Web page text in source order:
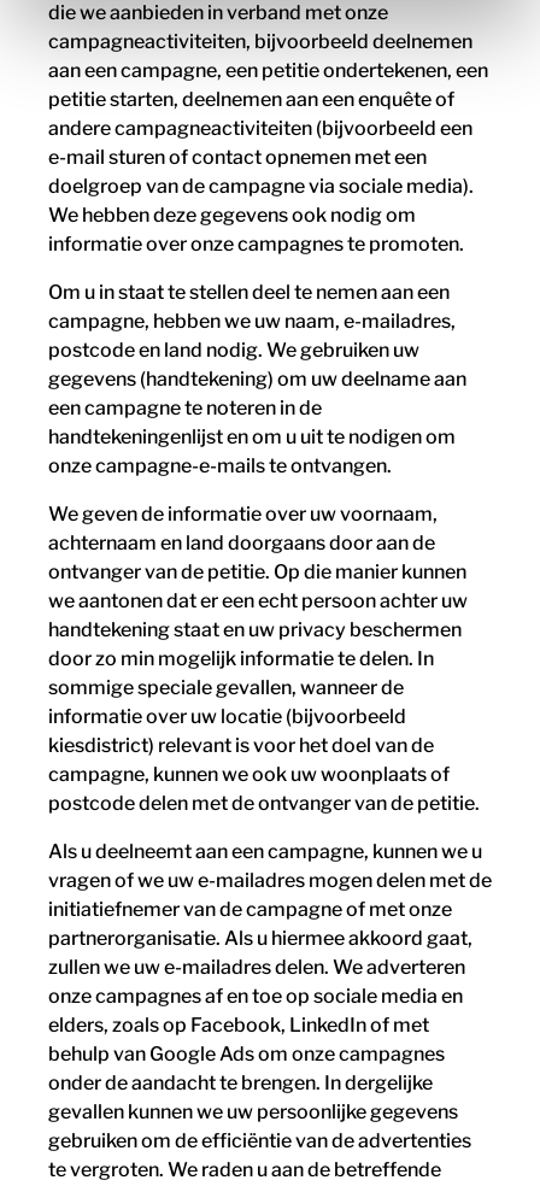
die we aanbieden in verband met onze
campagneactiviteiten, bijvoorbeeld deelnemen
aan een campagne, een petitie ondertekenen, een
petitie starten, deelnemen aan een enquête of
andere campagneactiviteiten (bijvoorbeeld een
e-mail sturen of contact opnemen met een
doelgroep van de campagne via sociale media).
We hebben deze gegevens ook nodig om
informatie over onze campagnes te promoten.
Om u in staat te stellen deel te nemen aan een
campagne, hebben we uw naam, e-mailadres,
postcode en land nodig. We gebruiken uw
gegevens (handtekening) om uw deelname aan
een campagne te noteren in de
handtekeningenlijst en om u uit te nodigen om
onze campagne-e-mails te ontvangen.
We geven de informatie over uw voornaam,
achternaam en land doorgaans door aan de
ontvanger van de petitie. Op die manier kunnen
we aantonen dat er een echt persoon achter uw
handtekening staat en uw privacy beschermen
door zo min mogelijk informatie te delen. In
sommige speciale gevallen, wanneer de
informatie over uw locatie (bijvoorbeeld
kiesdistrict) relevant is voor het doel van de
campagne, kunnen we ook uw woonplaats of
postcode delen met de ontvanger van de petitie.
Als u deelneemt aan een campagne, kunnen we u
vragen of we uw e-mailadres mogen delen met de
initiatiefnemer van de campagne of met onze
partnerorganisatie. Als u hiermee akkoord gaat,
zullen we uw e-mailadres delen. We adverteren
onze campagnes af en toe op sociale media en
elders, zoals op Facebook, LinkedIn of met
behulp van Google Ads om onze campagnes
onder de aandacht te brengen. In dergelijke
gevallen kunnen we uw persoonlijke gegevens
gebruiken om de efficiëntie van de advertenties
te vergroten. We raden u aan de betreffende